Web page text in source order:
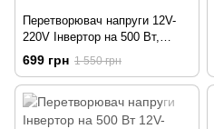
Перетворювач напруги 12V-
220V Інвертор на 500 Вт,
Безперебійне джерело
живлення SY12-500W Black
699 грн 1 550 грн